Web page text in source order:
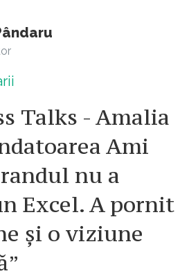
Talks - Amalia
Ami
nu a
Excel. A pornit
și o viziune